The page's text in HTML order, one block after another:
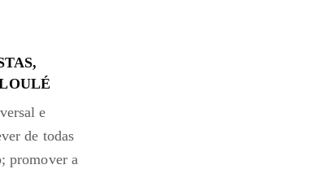
e
de todas
promover a